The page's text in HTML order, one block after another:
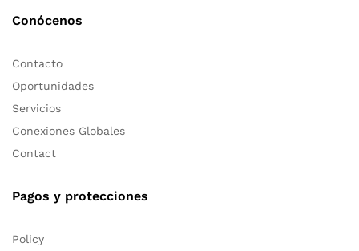
Conócenos
Contacto
Oportunidades
Servicios
Conexiones Globales
Contact
Pagos y protecciones
Policy